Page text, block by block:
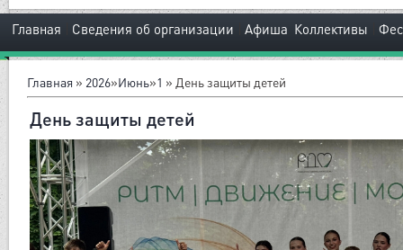
Главная Сведения об организации Афиша Коллективы
Главная » 2026»Июнь»1 » День защиты детей
День защиты детей